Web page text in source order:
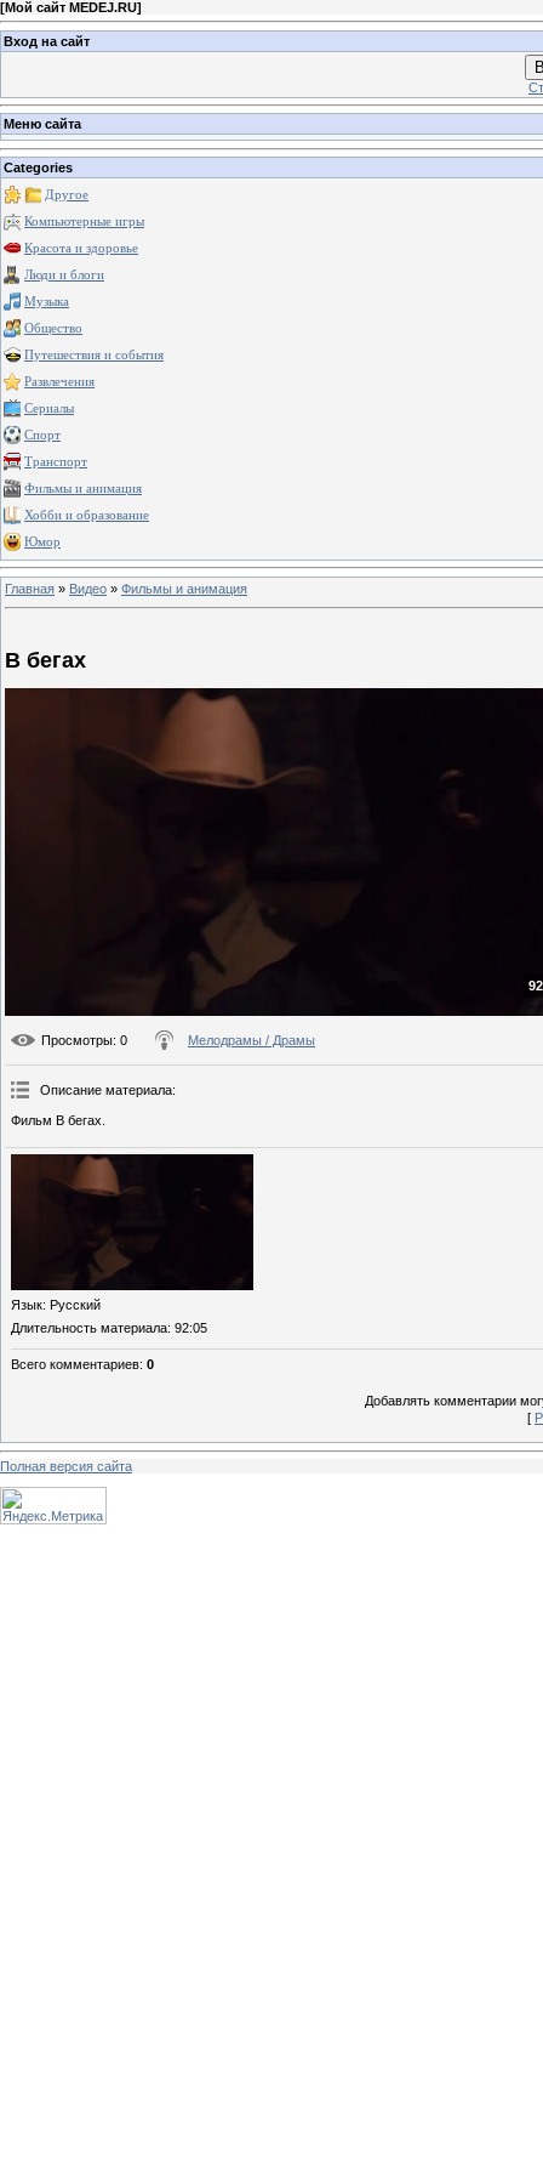
[Мой сайт MEDEJ.RU]
Вход на сайт
Меню сайта
Categories
Другое
Компьютерные игры
Красота и здоровье
Люди и блоги
Музыка
Общество
Путешествия и события
Развлечения
Сериалы
Спорт
Транспорт
Фильмы и анимация
Хобби и образование
Юмор
Главная » Видео » Фильмы и анимация
В бегах
Просмотры: 0 Мелодрамы / Драмы
Описание материала:
Фильм В бегах.
Язык: Русский
Длительность материала: 92:05
Всего комментариев: 0
Добавлять комментарии
[
Полная версия сайта